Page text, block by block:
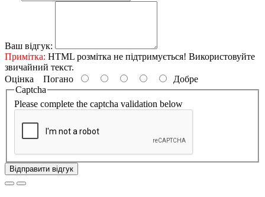
Ваш відгук:
Примітка: HTML розмітка не підтримується! Використовуйте
звичайний текст.
Оцінка Погано
Добре
Captcha
Please complete the captcha validation below
Відправити відгук